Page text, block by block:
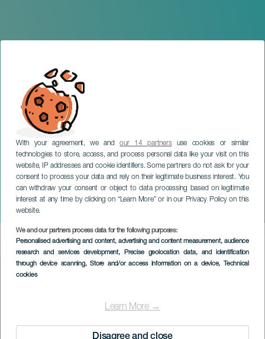
With your agreement, we andour 14 partnersuse cookies or similar
technologies to store, access, and process personal data like your visit on this
website, IP addresses and cookie identifiers. Some partners do not ask for your
consent to process your data and rely on their legitimate business interest. You
can withdraw your consent or object to data processing based on legitimate
interest at any time by clicking on “Learn More” or in our Privacy Policy on this
website.
We and our partners process data for the following purposes:
Personalised advertising and content, advertising and content measurement, audience
research and services development, Precise geolocation data, and identification
through device scanning, Store and/or access information on a device, Technical
cookies
Learn More →
EmerPop Canarias: Tam
Tam Go! & Postcode
TENERIFE
Imagen
Listado